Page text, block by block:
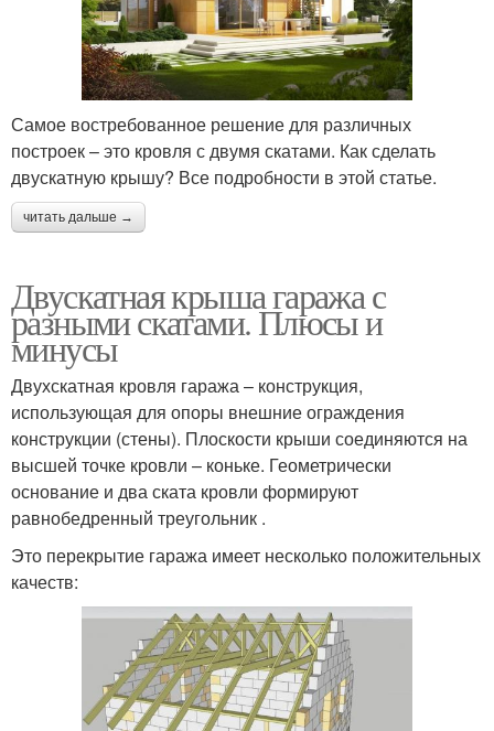
Самое востребованное решение для различных
построек – это кровля с двумя скатами. Как сделать
двускатную крышу? Все подробности в этой статье.
читать дальше →
Двускатная крыша гаража с
разными скатами. Плюсы и
минусы
Двухскатная кровля гаража – конструкция,
использующая для опоры внешние ограждения
конструкции (стены). Плоскости крыши соединяются на
высшей точке кровли – коньке. Геометрически
основание и два ската кровли формируют
равнобедренный треугольник .
Это перекрытие гаража имеет несколько положительных
качеств: